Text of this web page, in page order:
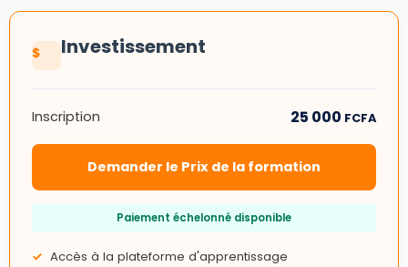
Investissement
Inscription 25 000 FCFA
Demander le Prix de la formation
Paiement échelonné disponible
Accès à la plateforme d'apprentissage